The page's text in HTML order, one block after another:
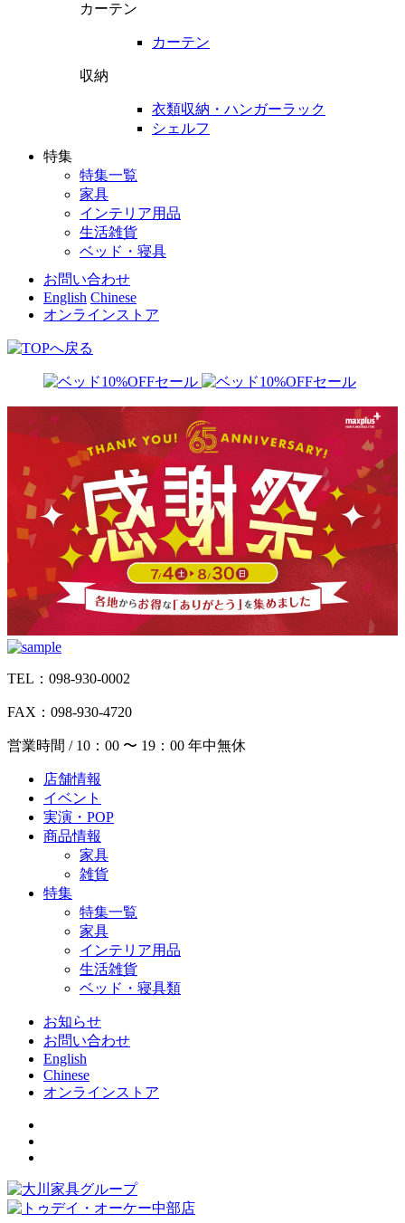
カーテン
カーテン
収納
衣類収納・ハンガーラック
シェルフ
特集
特集一覧
家具
インテリア用品
生活雑貨
ベッド・寝具
お問い合わせ
English Chinese
オンラインストア
TEL：098-930-0002
FAX：098-930-4720
営業時間 / 10：00 〜 19：00 年中無休
店舗情報
イベント
実演・POP
商品情報
家具
雑貨
特集
特集一覧
家具
インテリア用品
生活雑貨
ベッド・寝具類
お知らせ
お問い合わせ
English
Chinese
オンラインストア